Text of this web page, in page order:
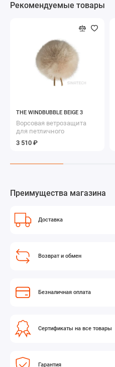
Рекомендуемые товары
THE WINDBUBBLE BEIGE 3
Ворсовая ветрозащита
для петличного
микрофона
3 510 ₽
Преимущества магазина
Доставка
Возврат и обмен
Безналичная оплата
Сертификаты на все товары
Гарантия